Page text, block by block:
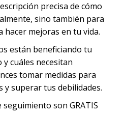
precisa de cómo
sino también para
hacer mejoras en tu vida.
están beneficiando tu
cuáles necesitan
tomar medidas para
superar tus debilidades.
son GRATIS